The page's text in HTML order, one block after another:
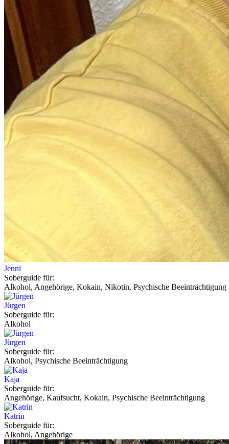
Jenni
Soberguide für:
Alkohol, Angehörige, Kokain, Nikotin, Psychische Beeinträchtigung
Jürgen
Soberguide für:
Alkohol
Jürgen
Soberguide für:
Alkohol, Psychische Beeinträchtigung
Kaja
Soberguide für:
Angehörige, Kaufsucht, Kokain, Psychische Beeinträchtigung
Katrin
Soberguide für:
Alkohol, Angehörige